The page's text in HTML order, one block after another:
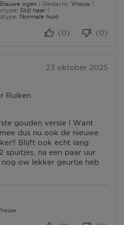
Blauwe ogen Geslacht
Vrouw
Stijl haar
Normale huid
(0)
(0)
23 oktober 2025
gouden versie I Want
dus nu ook de nieuwe
Blijft ook echt lang
spuitjes, na een paar uur
nog ow lekker geurtje heb
Ruiken